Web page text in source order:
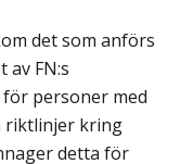
det som anförs
av FN:s
personer med
riktlinjer kring
detta för